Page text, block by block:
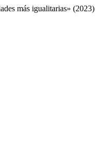
más igualitarias» (2023)